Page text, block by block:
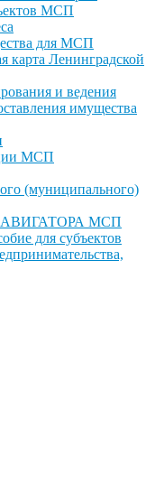
МСП
для МСП
карта Ленинградской
и ведения
имущества
МСП
(муниципального)
МСП
для субъектов